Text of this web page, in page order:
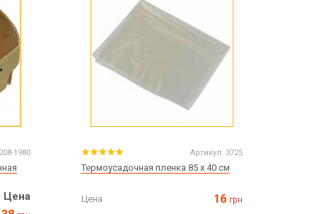
1980
Цена
Артикул: 3725
Термоусадочная пленка 85 х 40 см
Цена 16 грн